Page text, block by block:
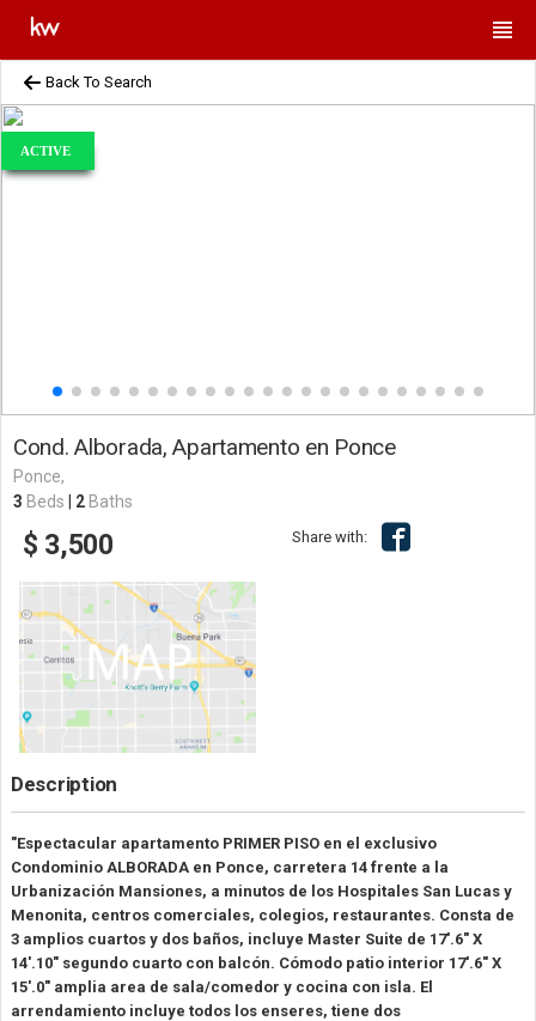
Back To Search
ACTIVE
Cond. Alborada, Apartamento en Ponce
Ponce,
3 Beds 2 Baths
$ 3,500 Share with:
Description
"Espectacular apartamento PRIMER PISO en el exclusivo
Condominio ALBORADA en Ponce, carretera 14 frente a la
Urbanización Mansiones, a minutos de los Hospitales San Lucas y
Menonita, centros comerciales, colegios, restaurantes. Consta de
3 amplios cuartos y dos baños, incluye Master Suite de 17'.6" X
14'.10" segundo cuarto con balcón. Cómodo patio interior 17'.6" X
15'.0" amplia area de sala/comedor y cocina con isla. El
arrendamiento incluye todos los enseres, tiene dos